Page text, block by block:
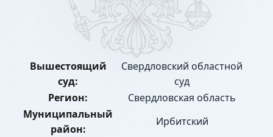
Вышестоящий
суд:
Свердловский областной
суд
Регион:
Свердловская область
Муниципальный
район:
Ирбитский